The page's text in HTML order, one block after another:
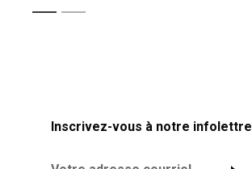
1 2
Inscrivez-vous à notre infolettre